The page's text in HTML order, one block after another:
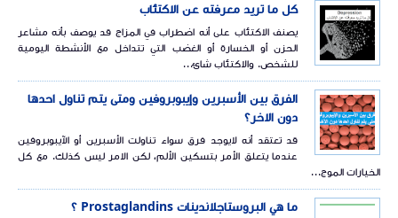
كل ما تريد معرفته عن الاكتئاب
يصنف الاكتئاب على أنه اضطراب في المزاج قد يوصف بأنه مشاعر
الحزن أو الخسارة أو الغضب التي تتداخل مع الأنشطة اليومية
للشخص. والاكتئاب شائ...
الفرق بين الأسبرين وإيبوبروفين ومتى يتم تناول احدها
دون الاخر؟
قد تعتقد أنه لايوجد فرق سواء تناولت الأسبرين أو الآيبوبروفين
عندما يتعلق الأمر بتسكين الألم، لكن الامر ليس كذلك. مع كل
الخيارات الموج...
ما هي البروستاجلاندينات Prostaglandins ؟